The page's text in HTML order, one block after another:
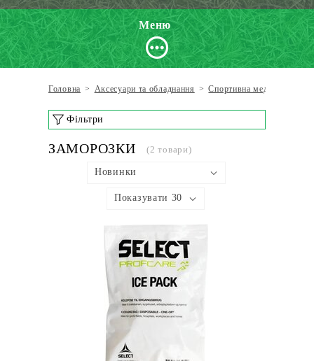
Меню
Головна > Аксесуари та обладнання > Спортивна медицина
Фільтри
ЗАМОРОЗКИ (2 товари)
Новинки
Показувати 30